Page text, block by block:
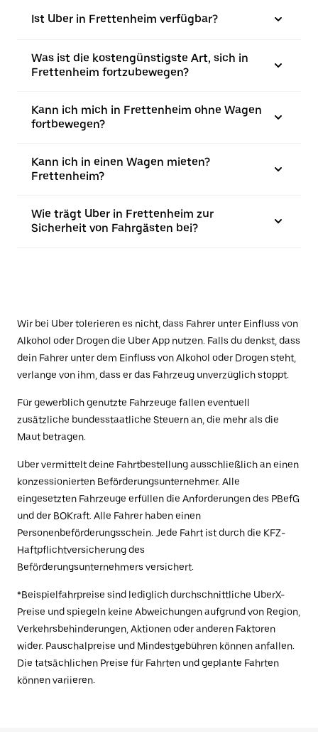
Ist Uber in Frettenheim verfügbar?
Was ist die kostengünstigste Art, sich in
Frettenheim fortzubewegen?
Kann ich mich in Frettenheim ohne Wagen
fortbewegen?
Kann ich in einen Wagen mieten?
Frettenheim?
Wie trägt Uber in Frettenheim zur
Sicherheit von Fahrgästen bei?
Wir bei Uber tolerieren es nicht, dass Fahrer unter Einfluss von
Alkohol oder Drogen die Uber App nutzen. Falls du denkst, dass
dein Fahrer unter dem Einfluss von Alkohol oder Drogen steht,
verlange von ihm, dass er das Fahrzeug unverzüglich stoppt.
Für gewerblich genutzte Fahrzeuge fallen eventuell
zusätzliche bundesstaatliche Steuern an, die mehr als die
Maut betragen.
Uber vermittelt deine Fahrtbestellung ausschließlich an einen
konzessionierten Beförderungsunternehmer. Alle
eingesetzten Fahrzeuge erfüllen die Anforderungen des PBefG
und der BOKraft. Alle Fahrer haben einen
Personenbeförderungsschein. Jede Fahrt ist durch die KFZ-
Haftpflichtversicherung des
Beförderungsunternehmers versichert.
*Beispielfahrpreise sind lediglich durchschnittliche UberX-
Preise und spiegeln keine Abweichungen aufgrund von Region,
Verkehrsbehinderungen, Aktionen oder anderen Faktoren
wider. Pauschalpreise und Mindestgebühren können anfallen.
Die tatsächlichen Preise für Fahrten und geplante Fahrten
können variieren.